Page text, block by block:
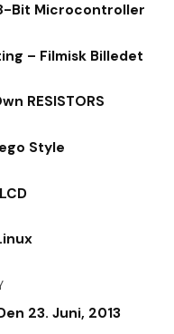
Bit Microcontroller
– Filmisk Billedet
RESISTORS
Style
23. Juni, 2013